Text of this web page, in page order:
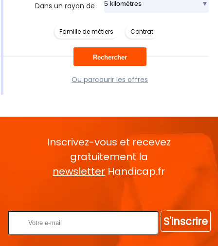
Dans un rayon de
Famille de métiers Contrat
Ou parcourir les offres
Inscrivez-vous et recevez
gratuitement la
newsletter Handicap.fr
S'inscrire